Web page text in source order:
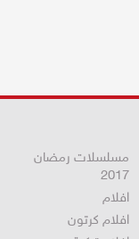
مسلسلات رمضان
2017
افلام
افلام كرتون